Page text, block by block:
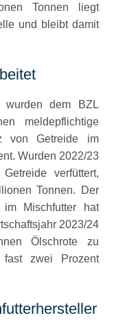
Tonnen liegt
und bleibt damit
wurden dem BZL
meldepflichtige
von Getreide im
Wurden 2022/23
verfüttert,
Tonnen. Der
im Mischfutter hat
2023/24
Ölschrote zu
fast zwei Prozent